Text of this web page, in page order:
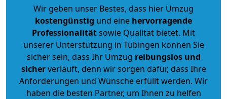
Wir geben unser Bestes, dass hier Umzug
kostengünstig und eine hervorragende
Professionalitätsowie Qualität bietet. Mit
unserer Unterstützung in Tübingen können Sie
sicher sein, dass Ihr Umzug reibungslos und
sicherverläuft, denn wir sorgen dafür, dass Ihre
Anforderungen und Wünsche erfüllt werden. Wir
haben die besten Partner, um Ihnen zu helfen